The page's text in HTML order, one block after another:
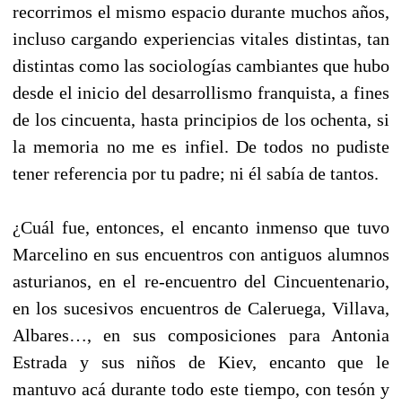
recorrimos el mismo espacio durante muchos años,
incluso cargando experiencias vitales distintas, tan
distintas como las sociologías cambiantes que hubo
desde el inicio del desarrollismo franquista, a fines
de los cincuenta, hasta principios de los ochenta, si
la memoria no me es infiel. De todos no pudiste
tener referencia por tu padre; ni él sabía de tantos.
¿Cuál fue, entonces, el encanto inmenso que tuvo
Marcelino en sus encuentros con antiguos alumnos
asturianos, en el re-encuentro del Cincuentenario,
en los sucesivos encuentros de Caleruega, Villava,
Albares…, en sus composiciones para Antonia
Estrada y sus niños de Kiev, encanto que le
mantuvo acá durante todo este tiempo, con tesón y